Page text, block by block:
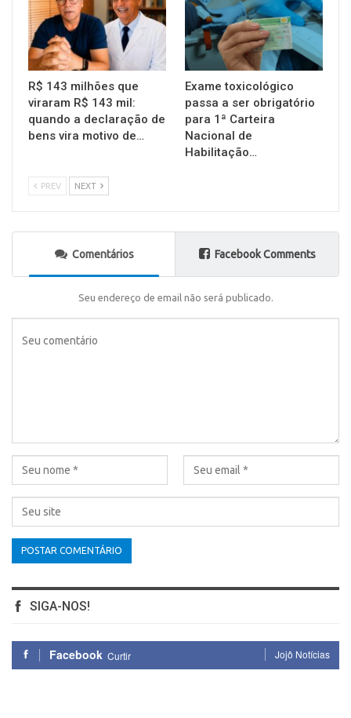
R$ 143 milhões que
viraram R$ 143 mil:
quando a declaração de
bens vira motivo de…
Exame toxicológico
passa a ser obrigatório
para 1ª Carteira
Nacional de
Habilitação…
PREV NEXT
Comentários Facebook Comments
Seu endereço de email não será publicado.
SIGA-NOS!
Facebook Curtir Jojô Notícias